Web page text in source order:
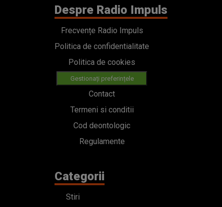
Despre Radio Impuls
Frecvențe Radio Impuls
Politica de confidentialitate
Politica de cookies
Gestionați preferințele
Contact
Termeni si conditii
Cod deontologic
Regulamente
Categorii
Stiri